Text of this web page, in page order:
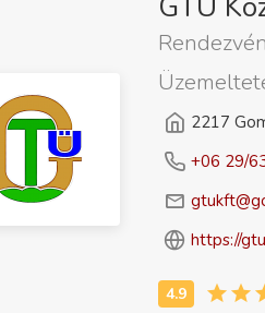
2217
+06 29/
https://